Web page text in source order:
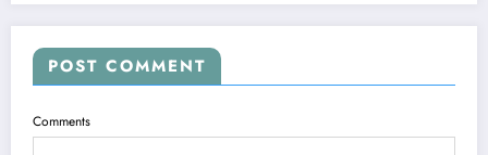
POST COMMENT
Comments